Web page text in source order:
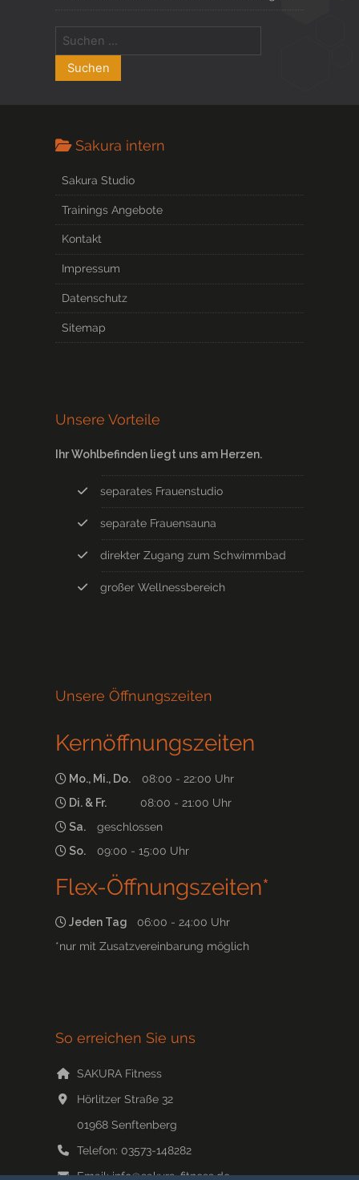
Sakura intern
Sakura Studio
Trainings Angebote
Kontakt
Impressum
Datenschutz
Sitemap
Unsere Vorteile
Ihr Wohlbefinden liegt uns am Herzen.
separates Frauenstudio
separate Frauensauna
direkter Zugang zum Schwimmbad
großer Wellnessbereich
Unsere Öffnungszeiten
Kernöffnungszeiten
Mo., Mi., Do.
08:00 - 22:00 Uhr
Di. & Fr.
08:00 - 21:00 Uhr
Sa.
geschlossen
So.
09:00 - 15:00 Uhr
Flex-Öffnungszeiten*
Jeden Tag 06:00 - 24:00 Uhr
*nur mit Zusatzvereinbarung möglich
So erreichen Sie uns
SAKURA Fitness
Hörlitzer Straße 32
01968 Senftenberg
Telefon: 03573-148282
Email:info@sakura-fitness.de